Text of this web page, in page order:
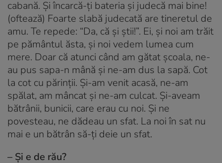
cabană. Și încarcă-ți bateria și judecă mai bine!
(oftează) Foarte slabă judecată are tineretul de
amu. Te repede: “Da, că și știi!”. Ei, și noi am trăit
pe pământul ăsta, și noi vedem lumea cum
mere. Doar că atunci când am gătat școala, ne-
au pus sapa-n mână și ne-am dus la sapă. Cot
la cot cu părinții. Și-am venit acasă, ne-am
spălat, am mâncat și ne-am culcat. Și-aveam
bătrânii, bunicii, care erau cu noi. Și ne
povesteau, ne dădeau un sfat. La noi în sat nu
mai e un bătrân să-ți deie un sfat.
– Și e de rău?